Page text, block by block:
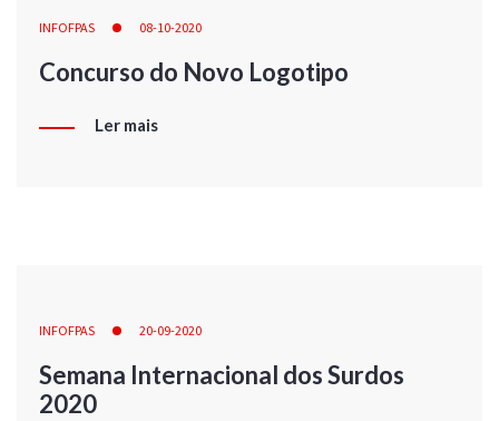
INFOFPAS 08-10-2020
Concurso do Novo Logotipo
Ler mais
INFOFPAS 20-09-2020
Semana Internacional dos Surdos
2020